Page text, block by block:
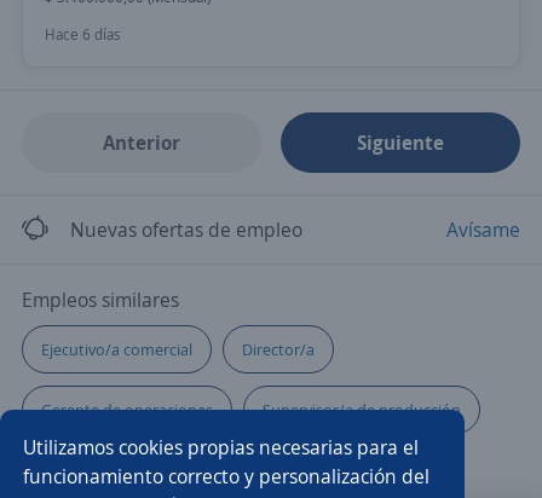
Utilizamos cookies propias necesarias para el
funcionamiento correcto y personalización del
Hace 6 días
Anterior Siguiente
Nuevas ofertas de empleo Avísame
Empleos similares
Ejecutivo/a comercial Director/a
Gerente de operaciones Supervisor/a de producción
Contable Gerente de planta Planeación